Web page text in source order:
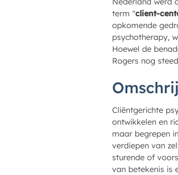
term "client-
opkomende
psychotherapy,
Hoewel de
Rogers nog
Cliëntgerichte
ontwikkelen en
maar begrepen
verdiepen van
sturende of
van betekenis is